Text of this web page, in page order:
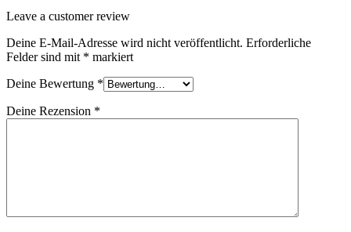
Leave a customer review
Deine E-Mail-Adresse wird nicht veröffentlicht. Erforderliche
Felder sind mit * markiert
Deine Bewertung *
Deine Rezension *